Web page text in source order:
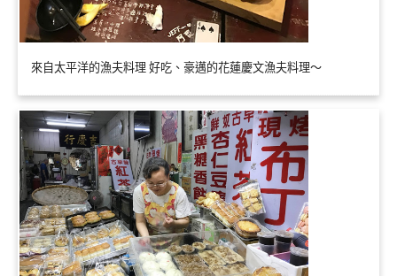
來自太平洋的漁夫料理 好吃、豪邁的花蓮慶文漁夫料理～